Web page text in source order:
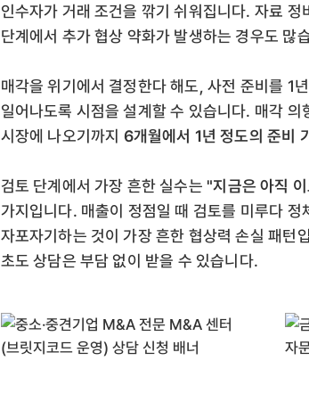
인수자가 거래 조건을 깎기 쉬워집니다. 자료
단계에서 추가 협상 약화가 발생하는 경우도 많
매각을 위기에서 결정한다 해도, 사전 준비를 1
일어나도록 시점을 설계할 수 있습니다. 매각
시장에 나오기까지 6개월에서 1년 정도의 준비
검토 단계에서 가장 흔한 실수는 "지금은 아직
가지입니다. 매출이 정점일 때 검토를 미루다
자포자기하는 것이 가장 흔한 협상력 손실 패턴
초도 상담은 부담 없이 받을 수 있습니다.